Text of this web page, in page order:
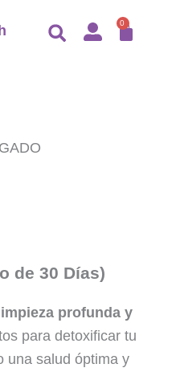
0
de 30 Días)
profunda y
para detoxificar tu
una salud óptima y